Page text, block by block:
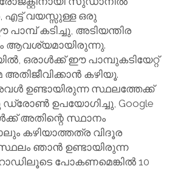
വയസ്സുള്ള ഒരു
കടിച്ചു, അടിയന്തിര
ഒരാൾക്ക് ഈ പാമ്പുകടിയേറ്റ്
അതിജീവിക്കാൻ കഴിയൂ.
ഉണ്ടായിരുന്ന സ്ഥലത്തേക്ക്
ഉപയോഗിച്ചു, Google
അതിന്റെ സ്ഥാനം
കഴിയാത്തത്ര വിദൂര
ഞാൻ ഉണ്ടായിരുന്ന
പോകണമെങ്കിൽ 10